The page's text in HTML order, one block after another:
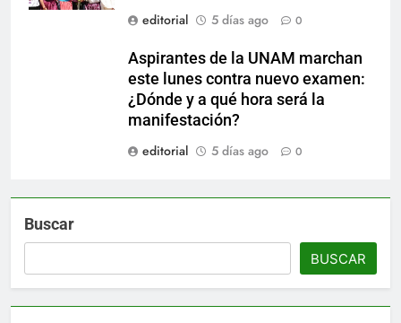
editorial
5 días ago 0
Aspirantes de la UNAM marchan
este lunes contra nuevo examen:
¿Dónde y a qué hora será la
manifestación?
editorial
5 días ago 0
Buscar
BUSCAR